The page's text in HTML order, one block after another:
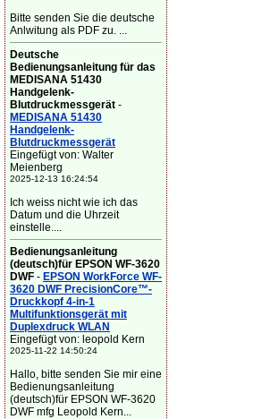
Bitte senden Sie die deutsche
Anlwitung als PDF zu. ...
Deutsche
Bedienungsanleitung für das
MEDISANA 51430
Handgelenk-
Blutdruckmessgerät -
MEDISANA 51430
Handgelenk-
Blutdruckmessgerät
Eingefügt von: Walter
Meienberg
2025-12-13 16:24:54
Ich weiss nicht wie ich das
Datum und die Uhrzeit
einstelle....
Bedienungsanleitung
(deutsch)für EPSON WF-3620
DWF - EPSON WorkForce WF-
3620 DWF PrecisionCore™-
Druckkopf 4-in-1
Multifunktionsgerät mit
Duplexdruck WLAN
Eingefügt von: leopold Kern
2025-11-22 14:50:24
Hallo, bitte senden Sie mir eine
Bedienungsanleitung
(deutsch)für EPSON WF-3620
DWF mfg Leopold Kern...